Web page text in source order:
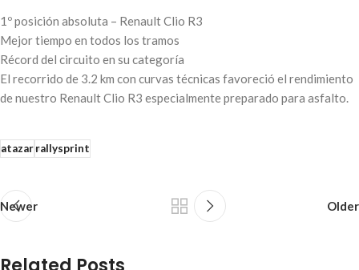
1º posición absoluta – Renault Clio R3
Mejor tiempo en todos los tramos
Récord del circuito en su categoría
El recorrido de 3.2 km con curvas técnicas favoreció el rendimiento
de nuestro Renault Clio R3 especialmente preparado para asfalto.
atazarrallysprint
Newer Older